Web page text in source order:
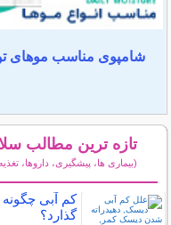
شامپوی مناسب موهای
تازه ترین مطالب
(بیماری ها، پیشگیری، داروها،
کم آبی
گذارد؟